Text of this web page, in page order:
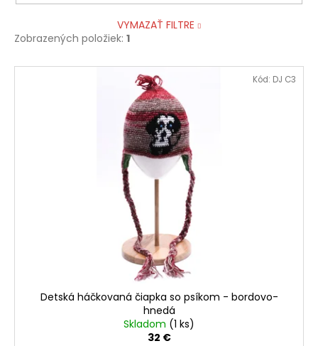
VYMAZAŤ FILTRE
Zobrazených položiek: 1
V
Detská háčkovaná čiapka so psíkom - bordovo-
hnedá
Skladom (1 ks)
32 €
Kód: DJ C3